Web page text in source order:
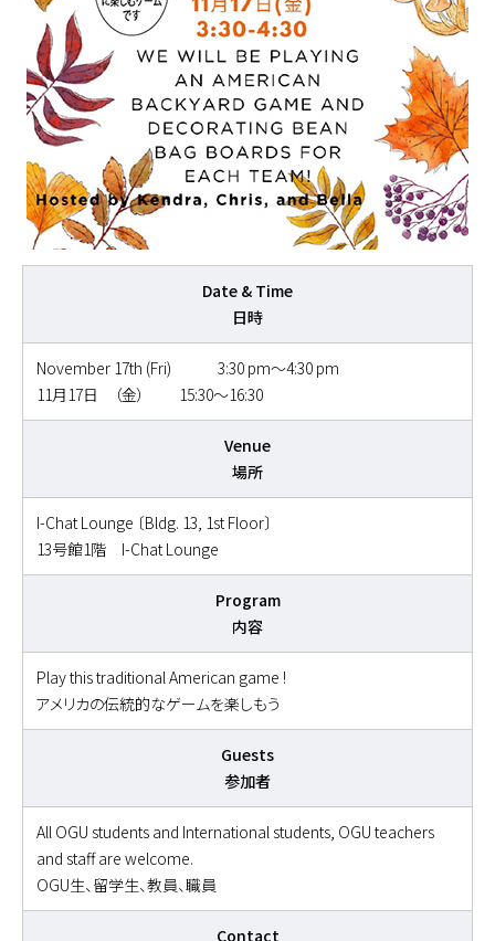
Date & Time
日時
November 17th (Fri) 3:30 pm～4:30 pm
11月17日 （金） 15:30～16:30
Venue
場所
I-Chat Lounge 〔Bldg. 13, 1st Floor〕
13号館1階 I-Chat Lounge
Program
内容
Play this traditional American game !
アメリカの伝統的なゲームを楽しもう
Guests
参加者
All OGU students and International students, OGU teachers
and staff are welcome.
OGU生、留学生、教員、職員
Contact